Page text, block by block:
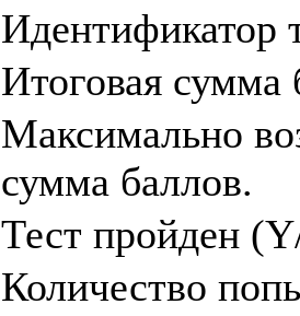
Идентификатор
Итоговая сумма
Максимально
сумма баллов.
Тест пройден
Количество